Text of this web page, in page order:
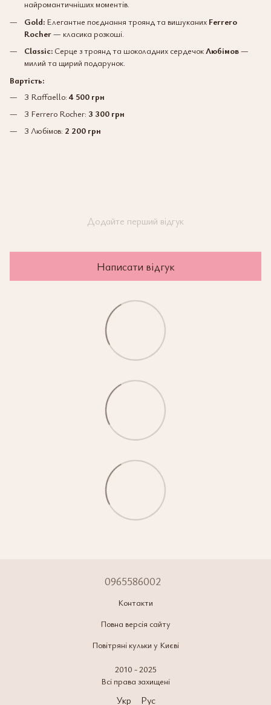
найромантичніших моментів.
Gold: Елегантне поєднання троянд та вишуканих Ferrero
Rocher— класика розкоші.
Classic: Серце з троянд та шоколадних сердечокЛюбімов—
милий та щирий подарунок.
Вартість:
З Raffaello: 4 500 грн
З Ferrero Rocher: 3 300 грн
З Любімов: 2 200 грн
Додайте перший відгук
Написати відгук
0965586002
Контакти
Повна версія сайту
Повітряні кульки у Києві
2010 - 2025
Всі права захищені
Укр Рус